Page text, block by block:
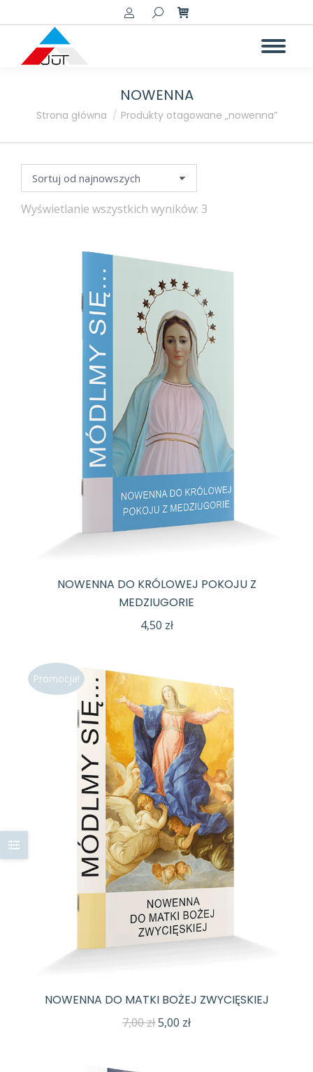
Szukaj:
NOWENNA
Jesteś tutaj:
Strona główna Produkty otagowane „nowenna”
Wyświetlanie wszystkich wyników: 3
NOWENNA DO KRÓLOWEJ POKOJU Z
MEDZIUGORIE
4,50 zł
Promocja!
NOWENNA DO MATKI BOŻEJ ZWYCIĘSKIEJ
7,00złPierwotna
5,00 złAktualna